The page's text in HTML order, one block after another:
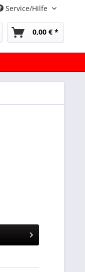
Service/Hilfe
0,00 € *